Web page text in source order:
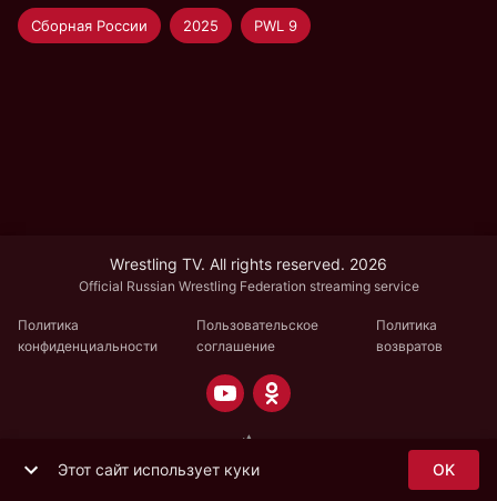
Сборная России 2025 PWL 9
Wrestling TV. All rights reserved. 2026
Official Russian Wrestling Federation streaming service
Политика
конфиденциальности
Пользовательское
соглашение
Политика
возвратов
Этот сайт использует куки OK